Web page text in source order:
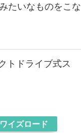
たいなものをこな
トドライブ式ス
ワイズロード